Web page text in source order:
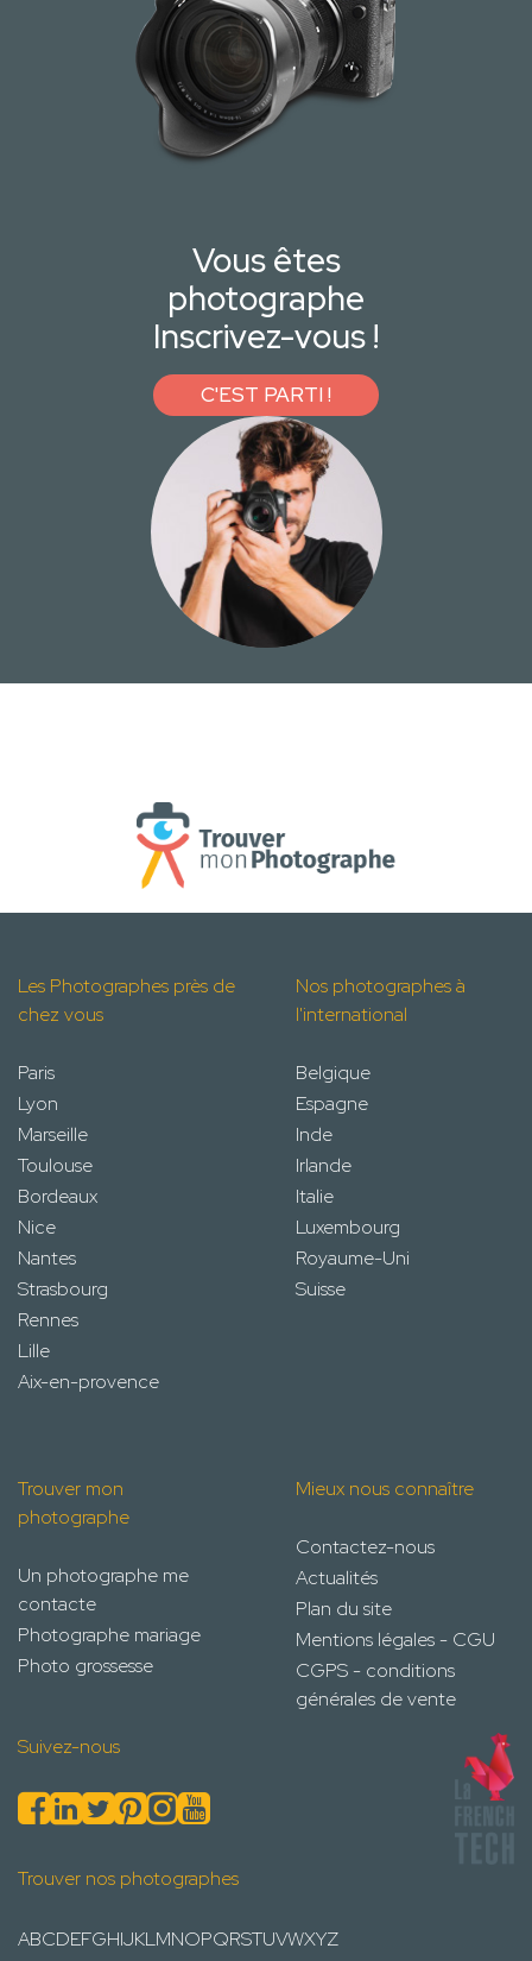
Vous êtes
photographe
Inscrivez-vous !
C'EST PARTI !
Les Photographes près de
chez vous
Paris
Lyon
Marseille
Toulouse
Bordeaux
Nice
Nantes
Strasbourg
Rennes
Lille
Aix-en-provence
Nos photographes à
l'international
Belgique
Espagne
Inde
Irlande
Italie
Luxembourg
Royaume-Uni
Suisse
Trouver mon
photographe
Un photographe me
contacte
Photographe mariage
Photo grossesse
Mieux nous connaître
Contactez-nous
Actualités
Plan du site
Mentions légales - CGU
CGPS - conditions
générales de vente
Suivez-nous
Trouver nos photographes
ABCDEFGHIJKLMNOPQRSTUVWXYZ